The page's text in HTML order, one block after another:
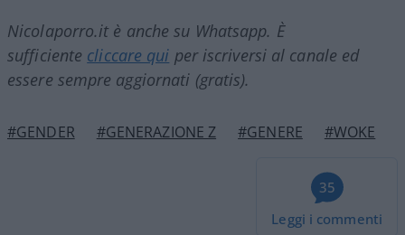
Nicolaporro.it è anche su Whatsapp. È
sufficiente cliccare qui per iscriversi al canale ed
essere sempre aggiornati (gratis).
#GENDER #GENERAZIONE Z #GENERE #WOKE
35
Leggi i commenti